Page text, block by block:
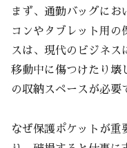
まず、通勤バッグにお
コンやタブレット用の
スは、現代のビジネス
移動中に傷つけたり壊
の収納スペースが必要
なぜ保護ポケットが重